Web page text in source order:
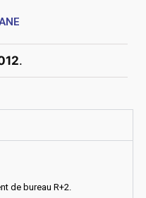
.
de bureau R+2.